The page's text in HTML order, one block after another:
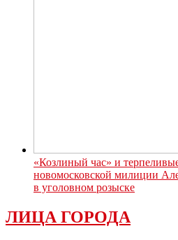
«Козлиный час» и
новомосковской милиции
в уголовном розыске
ЛИЦА ГОРОДА